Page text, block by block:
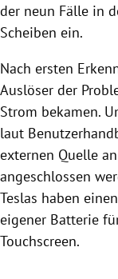
der neun Fälle in
Scheiben ein.
Nach ersten
Auslöser der
Strom bekamen.
laut
externen Quelle
angeschlossen
Teslas haben
eigener Batterie
Touchscreen.